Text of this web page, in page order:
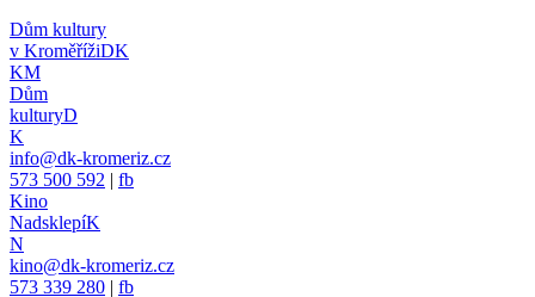
Dům kultury
v KroměřížiDK
KM
Dům
kulturyD
K
info@dk-kromeriz.cz
573 500 592 | fb
Kino
NadsklepíK
N
kino@dk-kromeriz.cz
573 339 280 | fb